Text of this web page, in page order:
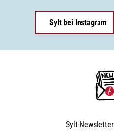
Sylt bei Instagram
Sylt-Newsletter